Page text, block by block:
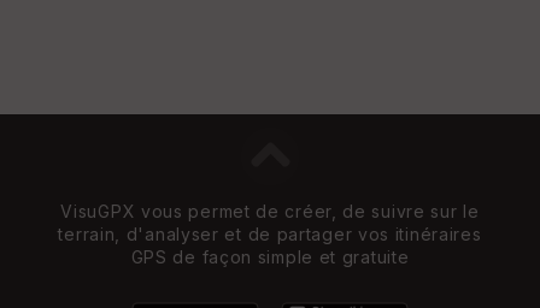
VisuGPX vous permet de créer, de suivre sur le
terrain, d'analyser et de partager vos itinéraires
GPS de façon simple et gratuite